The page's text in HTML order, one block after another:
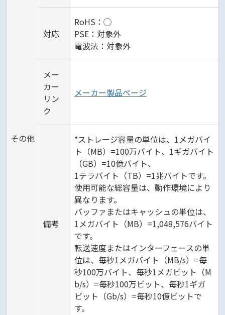
その他
対応
RoHS：◯
PSE：対象外
電波法：対象外
メー
カー
リン
ク
メーカー製品ページ
備考
*ストレージ容量の単位は、1メガバイ
ト（MB）=100万バイト、1ギガバイト
（GB）=10億バイト、
1テラバイト（TB）=1兆バイトです。
使用可能な総容量は、動作環境により
異なります。
バッファまたはキャッシュの単位は、
1メガバイト（MB）=1,048,576バイト
です。
転送速度またはインターフェースの単
位は、毎秒1メガバイト（MB/s）=毎
秒100万バイト、毎秒1メガビット（M
b/s）=毎秒100万ビット、毎秒1ギガ
ビット（Gb/s）=毎秒10億ビットで
す。